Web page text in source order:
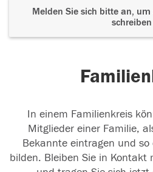
Melden Sie sich bitte an,
schreiben
In einem Familienkreis
Mitglieder einer Familie,
Bekannte eintragen und so
bilden. Bleiben Sie in Kontakt